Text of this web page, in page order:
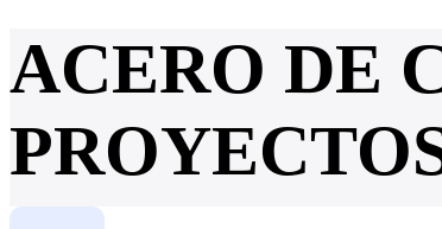
ACERO DE